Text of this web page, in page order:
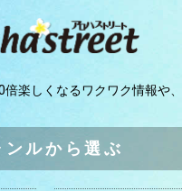
楽しくなるワクワク情報や、
ンルから選ぶ